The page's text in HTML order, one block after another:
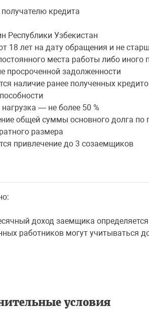
кредита
Республики Узбекистан
18 лет на дату обращения и не
места работы либо
просроченной задолженности
наличие ранее полученных
— не более 50 %
общей суммы основного долга
размера
привлечение до 3 созаемщиков
доход заемщика
работников могут учитываться
условия